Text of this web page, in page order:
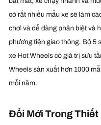
có rất nhiều mẫu xe sẽ làm
chơi và dễ dàng phân biệt và
phương tiện giao thông. Bộ 5
xe Hot Wheels có giá trị sưu
Wheels sản xuất hơn 1000
mỗi năm.
Đổi Mới Trong Thiết